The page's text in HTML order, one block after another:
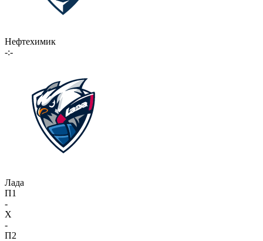
Нефтехимик
-:-
Лада
П1
-
X
-
П2